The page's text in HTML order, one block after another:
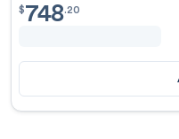
$748.20
$748.20